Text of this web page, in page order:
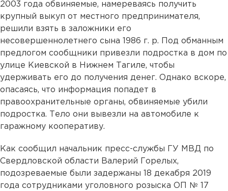
2003 года обвиняемые, намереваясь получить
крупный выкуп от местного предпринимателя,
решили взять в заложники его
несовершеннолетнего сына 1986 г. р. Под обманным
предлогом сообщники привезли подростка в дом по
улице Киевской в Нижнем Тагиле, чтобы
удерживать его до получения денег. Однако вскоре,
опасаясь, что информация попадет в
правоохранительные органы, обвиняемые убили
подростка. Тело они вывезли на автомобиле к
гаражному кооперативу.
Как сообщил начальник пресс-службы ГУ МВД по
Свердловской области Валерий Горелых,
подозреваемые были задержаны 18 декабря 2019
года сотрудниками уголовного розыска ОП № 17